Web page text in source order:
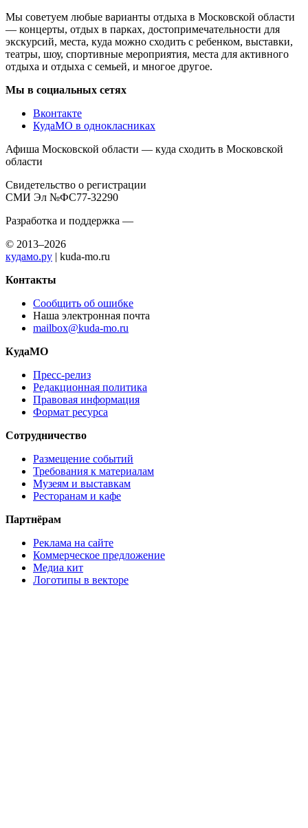
Мы советуем любые варианты отдыха в Московской области
— концерты, отдых в парках, достопримечательности для
экскурсий, места, куда можно сходить с ребенком, выставки,
театры, шоу, спортивные мероприятия, места для активного
отдыха и отдыха с семьей, и многое другое.
Мы в социальных сетях
Вконтакте
КудаМО в однокласниках
Афиша Московской области — куда сходить в Московской
области
Свидетельство о регистрации
СМИ Эл №ФС77-32290
Разработка и поддержка —
© 2013–2026
кудамо.ру | kuda-mo.ru
Контакты
Сообщить об ошибке
Наша электронная почта
mailbox@kuda-mo.ru
КудаМО
Пресс-релиз
Редакционная политика
Правовая информация
Формат ресурса
Сотрудничество
Размещение событий
Требования к материалам
Музеям и выставкам
Ресторанам и кафе
Партнёрам
Реклама на сайте
Коммерческое предложение
Медиа кит
Логотипы в векторе